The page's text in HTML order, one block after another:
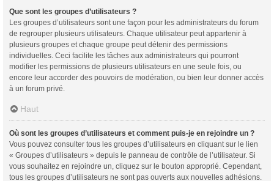
Que sont les groupes d’utilisateurs ?
Les groupes d’utilisateurs sont une façon pour les administrateurs du forum
de regrouper plusieurs utilisateurs. Chaque utilisateur peut appartenir à
plusieurs groupes et chaque groupe peut détenir des permissions
individuelles. Ceci facilite les tâches aux administrateurs qui pourront
modifier les permissions de plusieurs utilisateurs en une seule fois, ou
encore leur accorder des pouvoirs de modération, ou bien leur donner accès
à un forum privé.
Haut
Où sont les groupes d’utilisateurs et comment puis-je en rejoindre un ?
Vous pouvez consulter tous les groupes d’utilisateurs en cliquant sur le lien
« Groupes d’utilisateurs » depuis le panneau de contrôle de l’utilisateur. Si
vous souhaitez en rejoindre un, cliquez sur le bouton approprié. Cependant,
tous les groupes d’utilisateurs ne sont pas ouverts aux nouvelles adhésions.